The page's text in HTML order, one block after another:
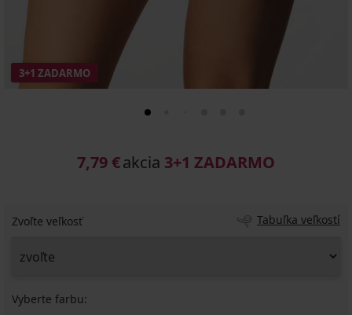
3+1 ZADARMO
7,79 €akcia 3+1 ZADARMO
Zvoľte veľkosť Tabuľka veľkostí
Vyberte farbu: